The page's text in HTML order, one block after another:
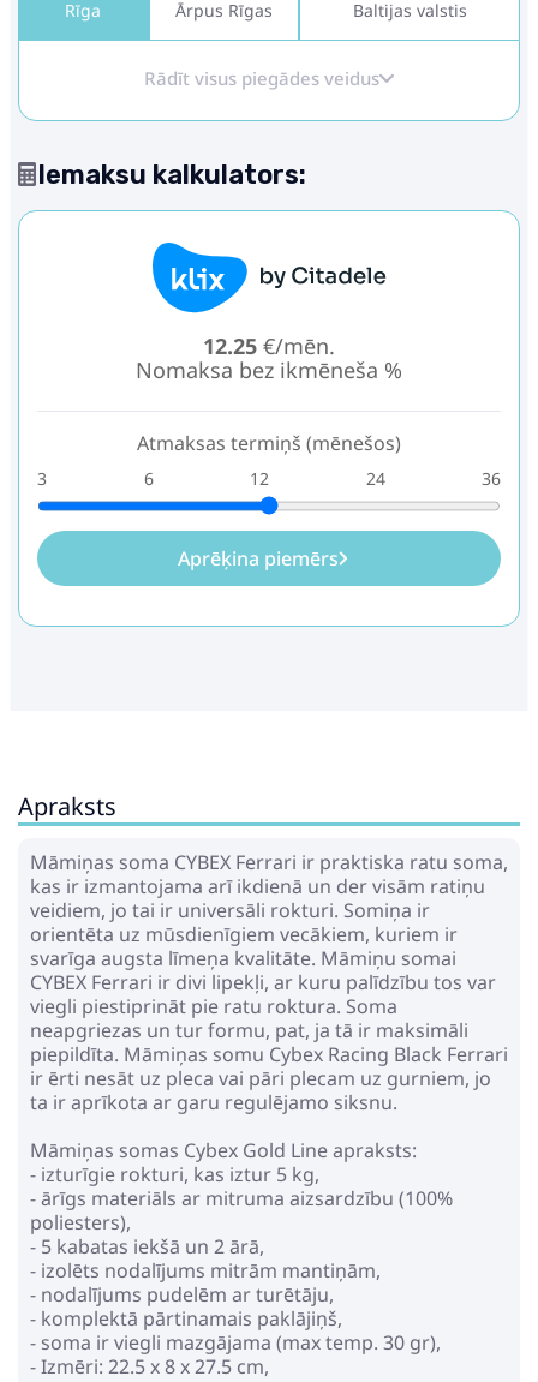
Rīga Ārpus Rīgas Baltijas valstis
Rādīt visus piegādes veidus
Iemaksu kalkulators:
12.25 €/mēn.
Nomaksa bez ikmēneša %
Atmaksas termiņš (mēnešos)
3 6 12 24 36
Aprēķina piemērs
Apraksts
Māmiņas soma CYBEX Ferrari ir praktiska ratu soma,
kas ir izmantojama arī ikdienā un der visām ratiņu
veidiem, jo tai ir universāli rokturi. Somiņa ir
orientēta uz mūsdienīgiem vecākiem, kuriem ir
svarīga augsta līmeņa kvalitāte. Māmiņu somai
CYBEX Ferrari ir divi lipekļi, ar kuru palīdzību tos var
viegli piestiprināt pie ratu roktura. Soma
neapgriezas un tur formu, pat, ja tā ir maksimāli
piepildīta. Māmiņas somu Cybex Racing Black Ferrari
ir ērti nesāt uz pleca vai pāri plecam uz gurniem, jo
ta ir aprīkota ar garu regulējamo siksnu.
Māmiņas somas Cybex Gold Line apraksts:
- izturīgie rokturi, kas iztur 5 kg,
- ārīgs materiāls ar mitruma aizsardzību (100%
poliesters),
- 5 kabatas iekšā un 2 ārā,
- izolēts nodalījums mitrām mantiņām,
- nodalījums pudelēm ar turētāju,
- komplektā pārtinamais paklājiņš,
- soma ir viegli mazgājama (max temp. 30 gr),
- Izmēri: 22.5 x 8 x 27.5 cm,